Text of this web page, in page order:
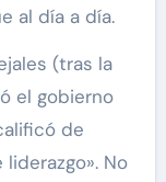
al día a día.
(tras la
el gobierno
de
No